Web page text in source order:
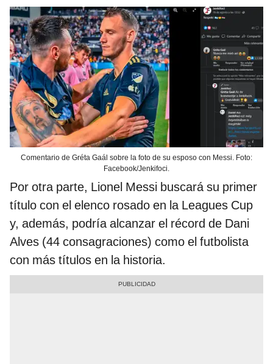
Comentario de Gréta Gaál sobre la foto de su esposo con Messi. Foto:
Facebook/Jenkifoci.
Por otra parte, Lionel Messi buscará su primer
título con el elenco rosado en la Leagues Cup
y, además, podría alcanzar el récord de Dani
Alves (44 consagraciones) como el futbolista
con más títulos en la historia.